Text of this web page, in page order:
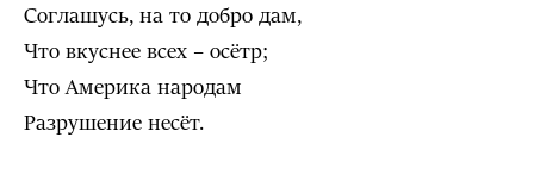
Соглашусь, на то добро дам,
Что вкуснее всех – осётр;
Что Америка народам
Разрушение несёт.